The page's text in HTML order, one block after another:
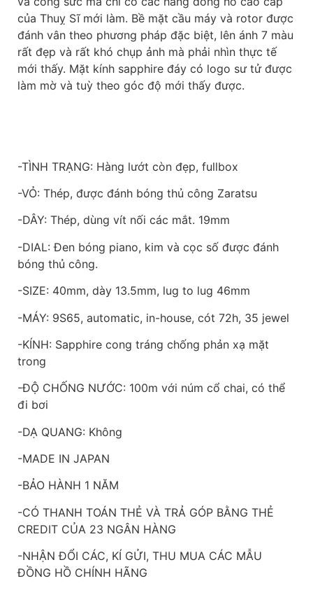
của Thuỵ Sĩ mới làm. Bề mặt cầu máy và rotor được
đánh vân theo phương pháp đặc biệt, lên ánh 7 màu
rất đẹp và rất khó chụp ảnh mà phải nhìn thực tế
mới thấy. Mặt kính sapphire đáy có logo sư tử được
làm mờ và tuỳ theo góc độ mới thấy được.
-TÌNH TRẠNG: Hàng lướt còn đẹp, fullbox
-VỎ: Thép, được đánh bóng thủ công Zaratsu
-DÂY: Thép, dùng vít nối các mắt. 19mm
-DIAL: Đen bóng piano, kim và cọc số được đánh
bóng thủ công.
-SIZE: 40mm, dày 13.5mm, lug to lug 46mm
-MÁY: 9S65, automatic, in-house, cót 72h, 35 jewel
-KÍNH: Sapphire cong tráng chống phản xạ mặt
trong
-ĐỘ CHỐNG NƯỚC: 100m với núm cổ chai, có thể
đi bơi
-DẠ QUANG: Không
-MADE IN JAPAN
-BẢO HÀNH 1 NĂM
-CÓ THANH TOÁN THẺ VÀ TRẢ GÓP BẰNG THẺ
CREDIT CỦA 23 NGÂN HÀNG
-NHẬN ĐỔI CÁC, KÍ GỬI, THU MUA CÁC MẪU
ĐỒNG HỒ CHÍNH HÃNG